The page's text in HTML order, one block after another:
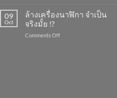
เครื่อง
พัง
ทำ
09
Oct
ล้างเครื่องนาฬิกา จำเป็น
จริงมั้ย !?
Comments Offon